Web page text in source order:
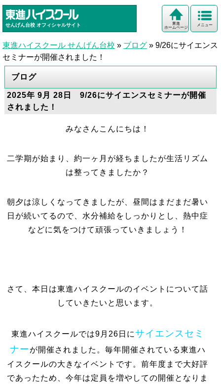
せんげん台校 オフィシャルサイト メニュー
東進
ホームページ
東進ハイスクール せんげん台校 » ブログ » 9/26にサイエンス
セミナーが開催されました！
ブログ
2025年 9月 28日 9/26にサイエンスセミナーが開催
されました！
みなさんこんにちは！
二学期が始まり、約一ヶ月が経ちましたが生活リズム
は整ってきましたか？
朝夕は涼しくなってきましたが、昼間はまだまだ暑い
日が続いてるので、水分補給をしっかりとし、熱中症
などに気をつけて頑張っていきましょう！
さて、本日は東進ハイスクールのイベントについて話
していきたいと思います。
東進ハイスクールでは9月26日にサイエンスセミ
ナーが開催されました。毎年開催されている東進ハ
イスクールの大きなイベントです。前年度まで大好評
であったため、今年は定員を増やしての開催となりま